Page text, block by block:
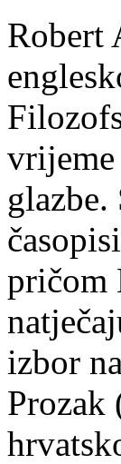
Robert
pričom
izbor
Prozak